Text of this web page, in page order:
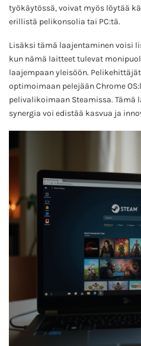
työkäytössä, voivat myös löytää
erillistä pelikonsolia tai PC:tä.
Lisäksi tämä laajentaminen voisi
kun nämä laitteet tulevat
laajempaan yleisöön.
optimoimaan pelejään Chrome
pelivalikoimaan Steamissa.
synergia voi edistää kasvua ja